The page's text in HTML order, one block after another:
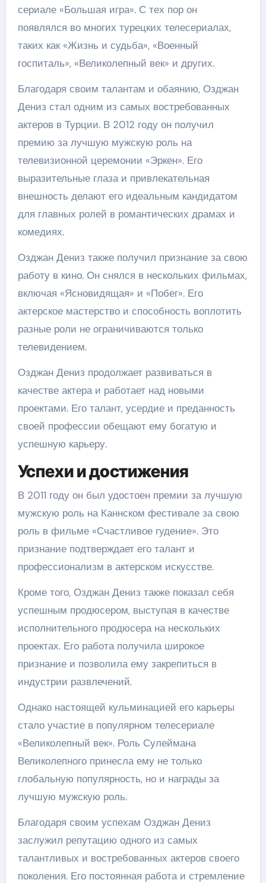
сериале «Большая игра». С тех пор он
появлялся во многих турецких телесериалах,
таких как «Жизнь и судьба», «Военный
госпиталь», «Великолепный век» и других.
Благодаря своим талантам и обаянию, Озджан
Дениз стал одним из самых востребованных
актеров в Турции. В 2012 году он получил
премию за лучшую мужскую роль на
телевизионной церемонии «Эркен». Его
выразительные глаза и привлекательная
внешность делают его идеальным кандидатом
для главных ролей в романтических драмах и
комедиях.
Озджан Дениз также получил признание за свою
работу в кино. Он снялся в нескольких фильмах,
включая «Ясновидящая» и «Побег». Его
актерское мастерство и способность воплотить
разные роли не ограничиваются только
телевидением.
Озджан Дениз продолжает развиваться в
качестве актера и работает над новыми
проектами. Его талант, усердие и преданность
своей профессии обещают ему богатую и
успешную карьеру.
Успехи и достижения
В 2011 году он был удостоен премии за лучшую
мужскую роль на Каннском фестивале за свою
роль в фильме «Счастливое гудение». Это
признание подтверждает его талант и
профессионализм в актерском искусстве.
Кроме того, Озджан Дениз также показал себя
успешным продюсером, выступая в качестве
исполнительного продюсера на нескольких
проектах. Его работа получила широкое
признание и позволила ему закрепиться в
индустрии развлечений.
Однако настоящей кульминацией его карьеры
стало участие в популярном телесериале
«Великолепный век». Роль Сулеймана
Великолепного принесла ему не только
глобальную популярность, но и награды за
лучшую мужскую роль.
Благодаря своим успехам Озджан Дениз
заслужил репутацию одного из самых
талантливых и востребованных актеров своего
поколения. Его постоянная работа и стремление